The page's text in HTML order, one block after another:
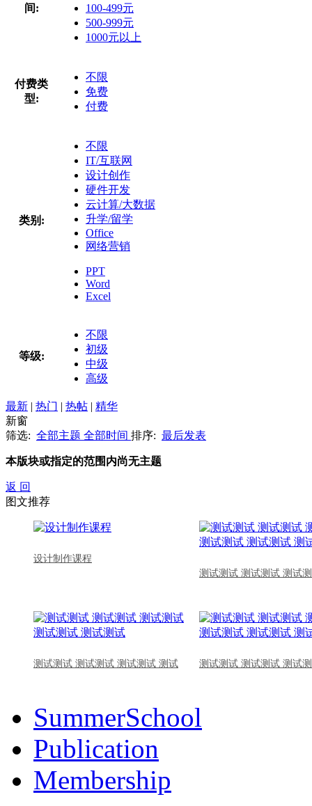
间:
100-499元
500-999元
1000元以上
付费类
型:
不限
免费
付费
类别:
不限
IT/互联网
设计创作
硬件开发
云计算/大数据
升学/留学
Office
网络营销
PPT
Word
Excel
等级:
不限
初级
中级
高级
最新 | 热门 | 热帖 | 精华
新窗
筛选: 全部主题 全部时间 排序: 最后发表
本版块或指定的范围内尚无主题
返 回
图文推荐
设计制作课程
测试测试 测试测试 测试
测试测试 测试测试 测试测试 测试 测试测试 测试测试 测试
SummerSchool
Publication
Membership